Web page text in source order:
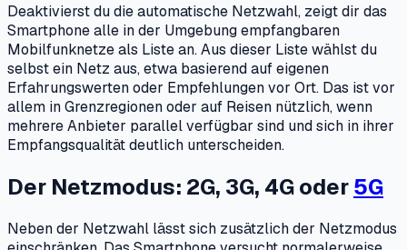
Deaktivierst du die automatische Netzwahl, zeigt dir das
Smartphone alle in der Umgebung empfangbaren
Mobilfunknetze als Liste an. Aus dieser Liste wählst du
selbst ein Netz aus, etwa basierend auf eigenen
Erfahrungswerten oder Empfehlungen vor Ort. Das ist vor
allem in Grenzregionen oder auf Reisen nützlich, wenn
mehrere Anbieter parallel verfügbar sind und sich in ihrer
Empfangsqualität deutlich unterscheiden.
Der Netzmodus: 2G, 3G, 4G oder5G
Neben der Netzwahl lässt sich zusätzlich der Netzmodus